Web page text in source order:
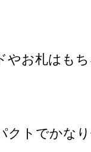
やお札はも
クトでかな